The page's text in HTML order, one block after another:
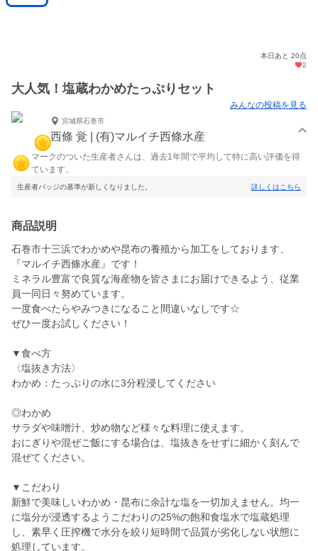
本日あと 20点
2
大人気！塩蔵わかめたっぷりセット
みんなの投稿を見る
宮城県石巻市
西條 覚 | (有)マルイチ西條水産
マークのついた生産者さんは、過去1年間で平均して特に高い評価を得
ています。
生産者バッジの基準が新しくなりました。 詳しくはこちら
商品説明
石巻市十三浜でわかめや昆布の養殖から加工をしております、
『マルイチ西條水産』です！
ミネラル豊富で良質な海産物を皆さまにお届けできるよう、従業
員一同日々努めています。
一度食べたらやみつきになること間違いなしです☆
ぜひ一度お試しください！
▼食べ方
〈塩抜き方法〉
わかめ：たっぷりの水に3分程浸してください
◎わかめ
サラダや味噌汁、炒め物など様々な料理に使えます。
おにぎりや混ぜご飯にする場合は、塩抜きをせずに細かく刻んで
混ぜてください。
▼こだわり
新鮮で美味しいわかめ・昆布に余計な塩を一切加えません。均一
に塩分が浸透するようこだわりの25%の飽和食塩水で塩蔵処理
し、素早く圧搾機で水分を絞り短時間で品質が劣化しない状態に
処理しています。